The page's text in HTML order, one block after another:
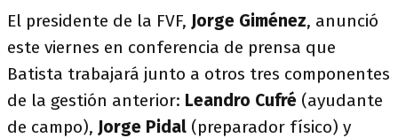
El presidente de la FVF, Jorge Giménez, anunció
este viernes en conferencia de prensa que
Batista trabajará junto a otros tres componentes
de la gestión anterior: Leandro Cufré (ayudante
de campo), Jorge Pidal (preparador físico) y